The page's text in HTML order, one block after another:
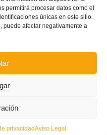
permitirá procesar datos como el
únicas en este sitio.
puede afectar negativamente a
privacidadAviso Legal